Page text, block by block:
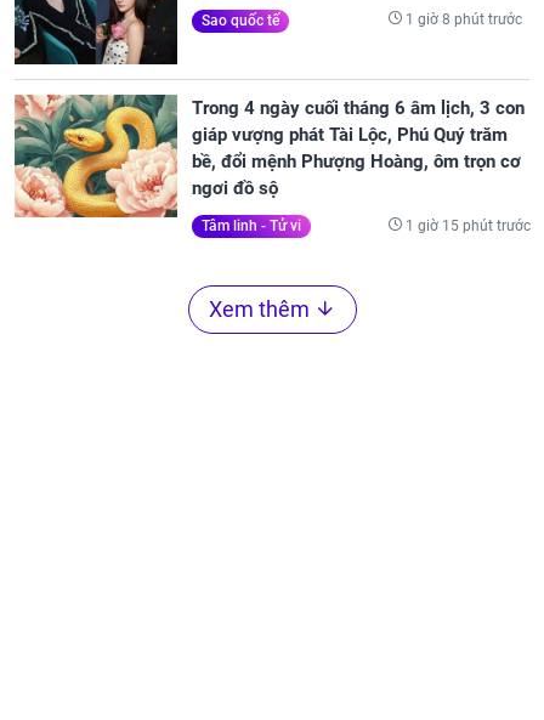
Sao quốc tế 1 giờ 8 phút trước
Trong 4 ngày cuối tháng 6 âm lịch, 3 con
giáp vượng phát Tài Lộc, Phú Quý trăm
bề, đổi mệnh Phượng Hoàng, ôm trọn cơ
ngơi đồ sộ
Tâm linh - Tử vi 1 giờ 15 phút trước
Xem thêm